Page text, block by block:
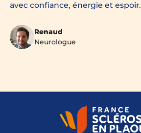
avec confiance, énergie et espoir.
Renaud
Neurologue